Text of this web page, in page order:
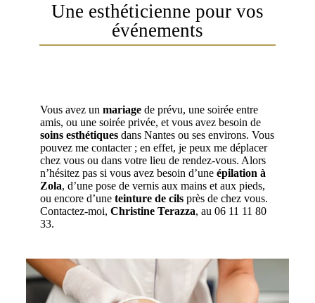
Une esthéticienne pour vos
événements
Vous avez un mariagede prévu, une soirée entre
amis, ou une soirée privée, et vous avez besoin de
soins esthétiquesdans Nantes ou ses environs. Vous
pouvez me contacter ; en effet, je peux me déplacer
chez vous ou dans votre lieu de rendez-vous. Alors
n’hésitez pas si vous avez besoin d’une épilation à
Zola, d’une pose de vernis aux mains et aux pieds,
ou encore d’une teinture de cilsprès de chez vous.
Contactez-moi, Christine Terazza, au 06 11 11 80
33.